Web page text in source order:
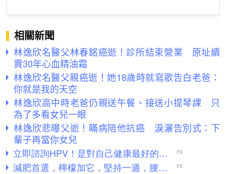
相關新聞
林逸欣名醫父林春銘癌逝！診所結束營業 原址續
賣30年心血精油霜
林逸欣名醫父親癌逝！她18歲時就寫歌告白老爸：
你就是我的天空
林逸欣高中時老爸仍親送午餐、接送小提琴課 只
為了多看女兒一眼
林逸欣悲曝父逝！瞞病陪他抗癌 淚灑告別式：下
輩子再當你女兒